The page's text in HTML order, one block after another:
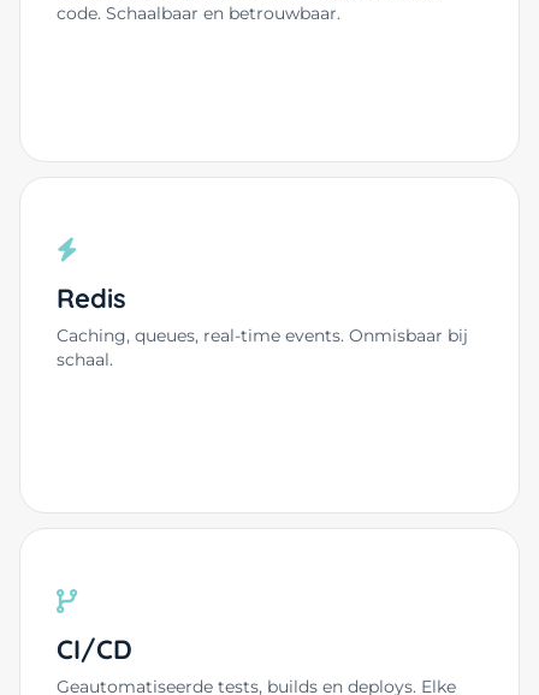
code. Schaalbaar en betrouwbaar.
Redis
Caching, queues, real-time events. Onmisbaar bij
schaal.
CI/CD
Geautomatiseerde tests, builds en deploys. Elke